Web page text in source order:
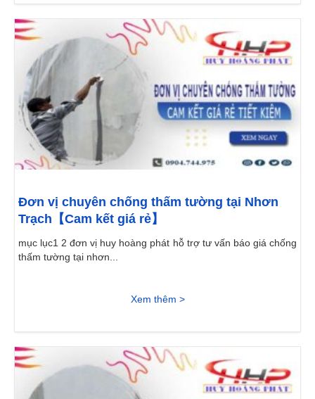
Đơn vị chuyên chống thấm tường tại Nhơn
Trạch【Cam kết giá rẻ】
mục lục1 2 đơn vị huy hoàng phát hỗ trợ tư vấn báo giá chống
thấm tường tại nhơn...
Xem thêm >